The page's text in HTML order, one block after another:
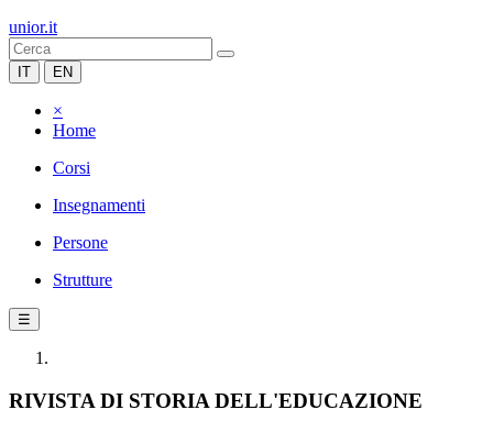
unior.it
IT EN
×
Home
Corsi
Insegnamenti
Persone
Strutture
☰
RIVISTA DI STORIA DELL'EDUCAZIONE